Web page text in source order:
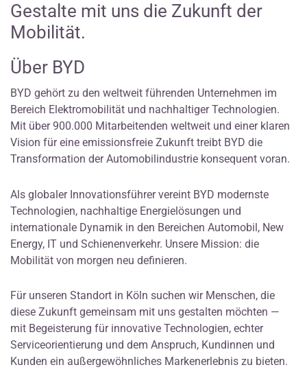
Gestalte mit uns die Zukunft der
Mobilität.
Über BYD
BYD gehört zu den weltweit führenden Unternehmen im
Bereich Elektromobilität und nachhaltiger Technologien.
Mit über 900.000 Mitarbeitenden weltweit und einer klaren
Vision für eine emissionsfreie Zukunft treibt BYD die
Transformation der Automobilindustrie konsequent voran.
Als globaler Innovationsführer vereint BYD modernste
Technologien, nachhaltige Energielösungen und
internationale Dynamik in den Bereichen Automobil, New
Energy, IT und Schienenverkehr. Unsere Mission: die
Mobilität von morgen neu definieren.
Für unseren Standort in Köln suchen wir Menschen, die
diese Zukunft gemeinsam mit uns gestalten möchten —
mit Begeisterung für innovative Technologien, echter
Serviceorientierung und dem Anspruch, Kundinnen und
Kunden ein außergewöhnliches Markenerlebnis zu bieten.